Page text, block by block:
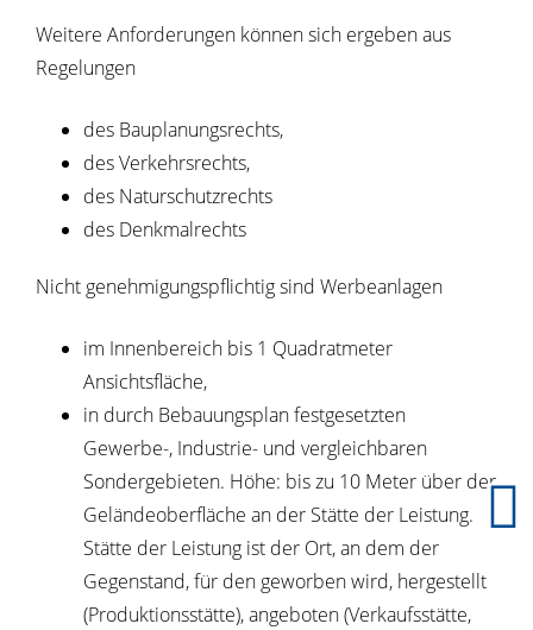
Weitere Anforderungen können sich ergeben aus
Regelungen
des Bauplanungsrechts,
des Verkehrsrechts,
des Naturschutzrechts
des Denkmalrechts
Nicht genehmigungspflichtig sind Werbeanlagen
im Innenbereich bis 1 Quadratmeter
Ansichtsfläche,
in durch Bebauungsplan festgesetzten
Gewerbe-, Industrie- und vergleichbaren
Sondergebieten. Höhe: bis zu 10 Meter über der
Geländeoberfläche an der Stätte der Leistung.
Stätte der Leistung ist der Ort, an dem der
Gegenstand, für den geworben wird, hergestellt
(Produktionsstätte), angeboten (Verkaufsstätte,